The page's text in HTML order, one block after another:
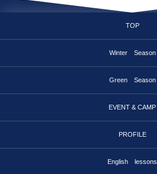
TOP
Winter Season
Green Season
EVENT & CAMP
PROFILE
English lessons